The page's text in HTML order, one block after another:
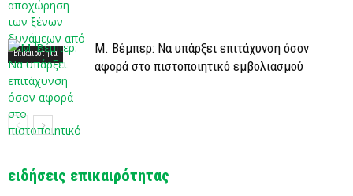
Επικαιρότητα
Μ. Βέμπερ: Να υπάρξει επιτάχυνση όσον
αφορά στο πιστοποιητικό εμβολιασμού
ειδήσεις επικαιρότητας